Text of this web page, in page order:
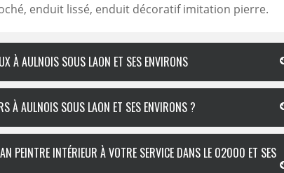
enduit lissé, enduit décoratif imitation pierre.
À AULNOIS SOUS LAON ET SES ENVIRONS
À AULNOIS SOUS LAON ET SES ENVIRONS ?
PEINTRE INTÉRIEUR À VOTRE SERVICE DANS LE 02000 ET SES